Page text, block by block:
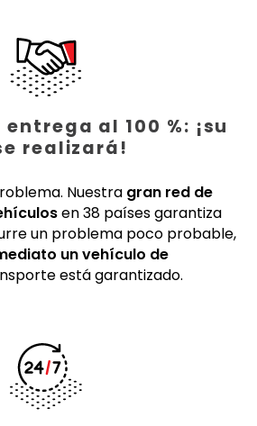
al 100 %: ¡su
realizará!
Nuestra gran red de
en 38 países garantiza
un problema poco probable,
un vehículo de
está garantizado.